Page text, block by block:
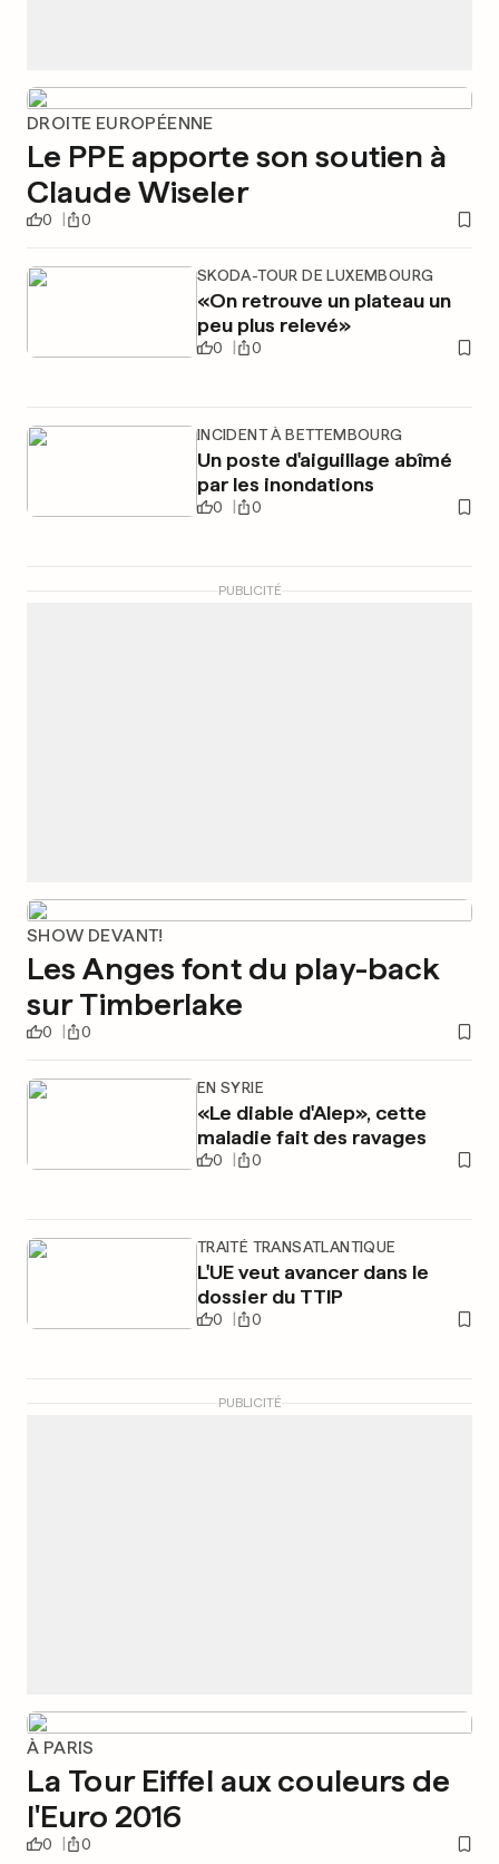
DROITE EUROPÉENNE
Le PPE apporte son soutien à
Claude Wiseler
0 0
SKODA-TOUR DE LUXEMBOURG
«On retrouve un plateau un
peu plus relevé»
0 0
INCIDENT À BETTEMBOURG
Un poste d'aiguillage abîmé
par les inondations
0 0
PUBLICITÉ
SHOW DEVANT!
Les Anges font du play-back
sur Timberlake
0 0
EN SYRIE
«Le diable d'Alep», cette
maladie fait des ravages
0 0
TRAITÉ TRANSATLANTIQUE
L'UE veut avancer dans le
dossier du TTIP
0 0
PUBLICITÉ
À PARIS
La Tour Eiffel aux couleurs de
l'Euro 2016
0 0